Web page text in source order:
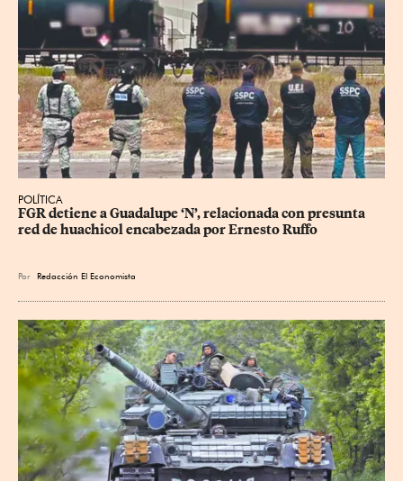
POLÍTICA
FGR detiene a Guadalupe ‘N’, relacionada con presunta
red de huachicol encabezada por Ernesto Ruffo
Por Redacción El Economista